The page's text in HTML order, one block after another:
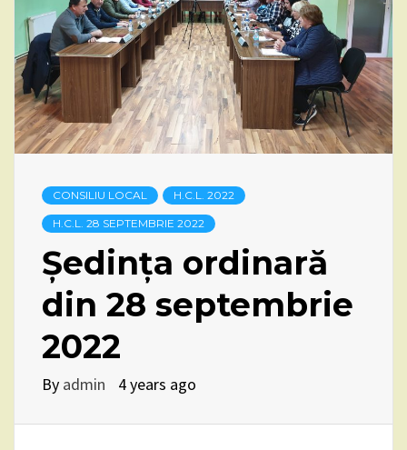
CONSILIU LOCAL H.C.L. 2022
H.C.L. 28 SEPTEMBRIE 2022
Ședința ordinară
din 28 septembrie
2022
By admin 4 years ago